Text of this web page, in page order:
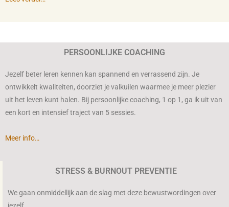
PERSOONLIJKE COACHING
Jezelf beter leren kennen kan spannend en verrassend zijn. Je
ontwikkelt kwaliteiten, doorziet je valkuilen waarmee je meer plezier
uit het leven kunt halen. Bij persoonlijke coaching, 1 op 1, ga ik uit van
een kort en intensief traject van 5 sessies.
Meer info…
STRESS & BURNOUT PREVENTIE
We gaan onmiddellijk aan de slag met deze bewustwordingen over